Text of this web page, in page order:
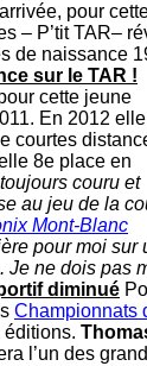
pour
– P’tit TAR–
de naissance
sur le TAR !
cette jeune
En 2012
courtes
8e place en
couru et
au jeu de la
Mont-Blanc
pour moi sur
Je ne dois pas
diminué
Championnats
éditions.
l’un des